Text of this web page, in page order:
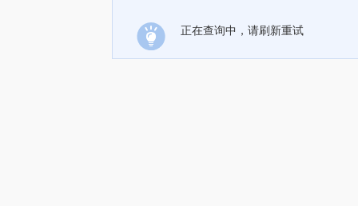
正在查询中，请刷新重试